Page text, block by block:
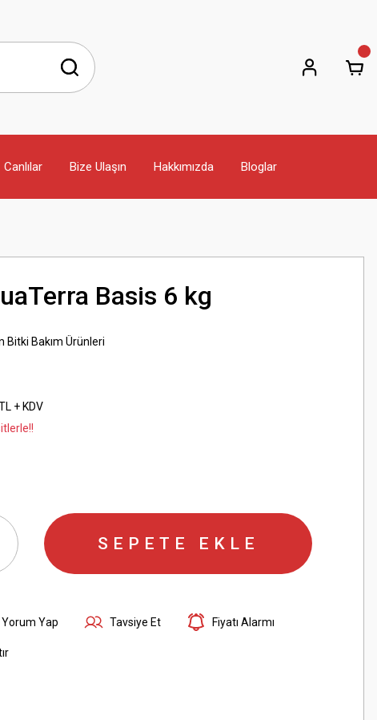
Canlılar Bize Ulaşın Hakkımızda Bloglar
Basis 6 kg
Bitki Bakım Ürünleri
+ KDV
SEPETE EKLE
Yorum Yap Tavsiye Et Fiyatı Alarmı